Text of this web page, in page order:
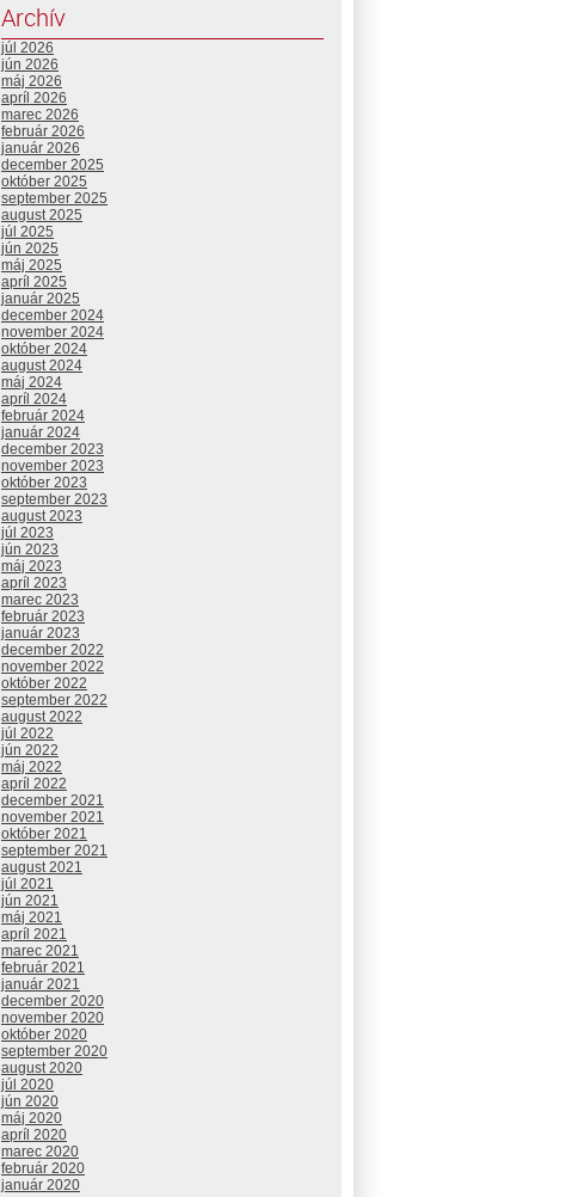
Archív
júl 2026
jún 2026
máj 2026
apríl 2026
marec 2026
február 2026
január 2026
december 2025
október 2025
september 2025
august 2025
júl 2025
jún 2025
máj 2025
apríl 2025
január 2025
december 2024
november 2024
október 2024
august 2024
máj 2024
apríl 2024
február 2024
január 2024
december 2023
november 2023
október 2023
september 2023
august 2023
júl 2023
jún 2023
máj 2023
apríl 2023
marec 2023
február 2023
január 2023
december 2022
november 2022
október 2022
september 2022
august 2022
júl 2022
jún 2022
máj 2022
apríl 2022
december 2021
november 2021
október 2021
september 2021
august 2021
júl 2021
jún 2021
máj 2021
apríl 2021
marec 2021
február 2021
január 2021
december 2020
november 2020
október 2020
september 2020
august 2020
júl 2020
jún 2020
máj 2020
apríl 2020
marec 2020
február 2020
január 2020